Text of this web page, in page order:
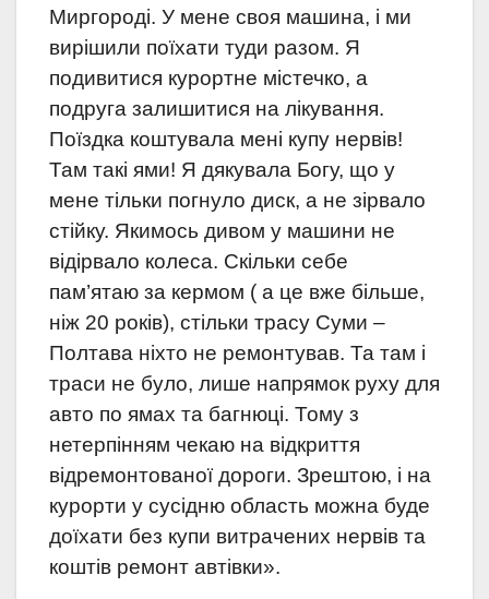
Миргороді. У мене своя машина, і ми
вирішили поїхати туди разом. Я
подивитися курортне містечко, а
подруга залишитися на лікування.
Поїздка коштувала мені купу нервів!
Там такі ями! Я дякувала Богу, що у
мене тільки погнуло диск, а не зірвало
стійку. Якимось дивом у машини не
відірвало колеса. Скільки себе
пам’ятаю за кермом ( а це вже більше,
ніж 20 років), стільки трасу Суми –
Полтава ніхто не ремонтував. Та там і
траси не було, лише напрямок руху для
авто по ямах та багнюці. Тому з
нетерпінням чекаю на відкриття
відремонтованої дороги. Зрештою, і на
курорти у сусідню область можна буде
доїхати без купи витрачених нервів та
коштів ремонт автівки».